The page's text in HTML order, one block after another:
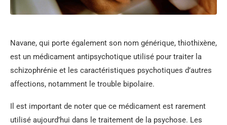
Navane, qui porte également son nom générique, thiothixène,
est un médicament antipsychotique utilisé pour traiter la
schizophrénie et les caractéristiques psychotiques d’autres
affections, notamment le trouble bipolaire.
Il est important de noter que ce médicament est rarement
utilisé aujourd’hui dans le traitement de la psychose. Les